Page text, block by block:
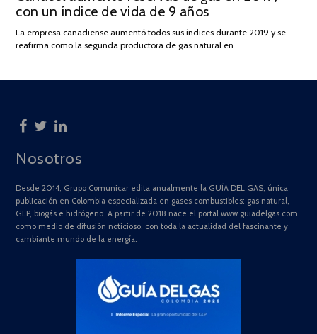
JULIO
2025
con un índice de vida de 9 años
La empresa canadiense aumentó todos sus índices durante 2019 y se
reafirma como la segunda productora de gas natural en …
Nosotros
Desde 2014, Grupo Comunicar edita anualmente la GUÍA DEL GAS, única
publicación en Colombia especializada en gases combustibles: gas natural,
GLP, biogás e hidrógeno. A partir de 2018 nace el portal www.guiadelgas.com
como medio de difusión noticioso, con toda la actualidad del fascinante y
cambiante mundo de la energía.